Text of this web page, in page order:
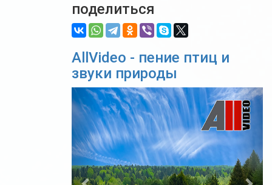
поделиться
AllVideo - пение птиц и
звуки природы
Previous